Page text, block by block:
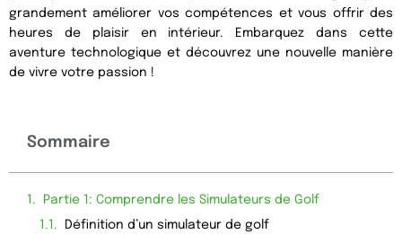
grandement améliorer vos compétences et vous offrir des
heures de plaisir en intérieur. Embarquez dans cette
aventure technologique et découvrez une nouvelle manière
de vivre votre passion !
Sommaire
Partie 1: Comprendre les Simulateurs de Golf
Définition d’un simulateur de golf